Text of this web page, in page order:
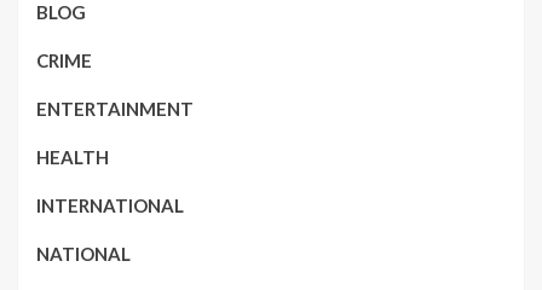
BLOG
CRIME
ENTERTAINMENT
HEALTH
INTERNATIONAL
NATIONAL